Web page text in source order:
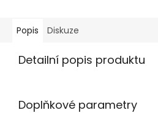
Popis Diskuze
Detailní popis produktu
Doplňkové parametry